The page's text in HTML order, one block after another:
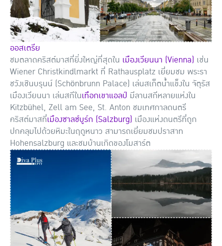
ออสเตรีย
ชมตลาดคริสต์มาสที่ยิ่งใหญ่ที่สุดใน เมืองเวียนนา (Vienna) เช่น
Wiener Christkindlmarkt ที่ Rathausplatz เยี่ยมชม พระรา
ชวังเชินบรุนน์ (Schönbrunn Palace) เล่นสเก็ตน้ำแข็งใน จัตุรัส
เมืองเวียนนา เล่นสกีในเทือกเขาแอลป์ มีลานสกีหลายแห่งใน
Kitzbühel, Zell am See, St. Anton ชมเทศกาลดนตรี
คริสต์มาสที่เมืองซาลซ์บูร์ก (Salzburg) เมืองแห่งดนตรีที่ถูก
ปกคลุมไปด้วยหิมะในฤดูหนาว สามารถเยี่ยมชมปราสาท
Hohensalzburg และชมบ้านเกิดของโมสาร์ต